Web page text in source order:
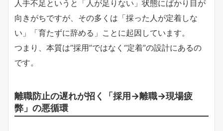
人手不足というと「人が足りない」状態にばかり目が
向きがちですが、その多くは「採った人が定着しな
い」「育たずに辞める」ことに起因しています。
つまり、本質は“採用”ではなく“定着”の設計にあるの
です。
離職防止の遅れが招く「採用→離職→現場疲
弊」の悪循環